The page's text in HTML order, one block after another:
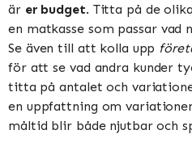
är er budget. Titta på de
en matkasse som passar vad
Se även till att kolla upp
för att se vad andra kunder
titta på antalet och
en uppfattning om
måltid blir både njutbar och